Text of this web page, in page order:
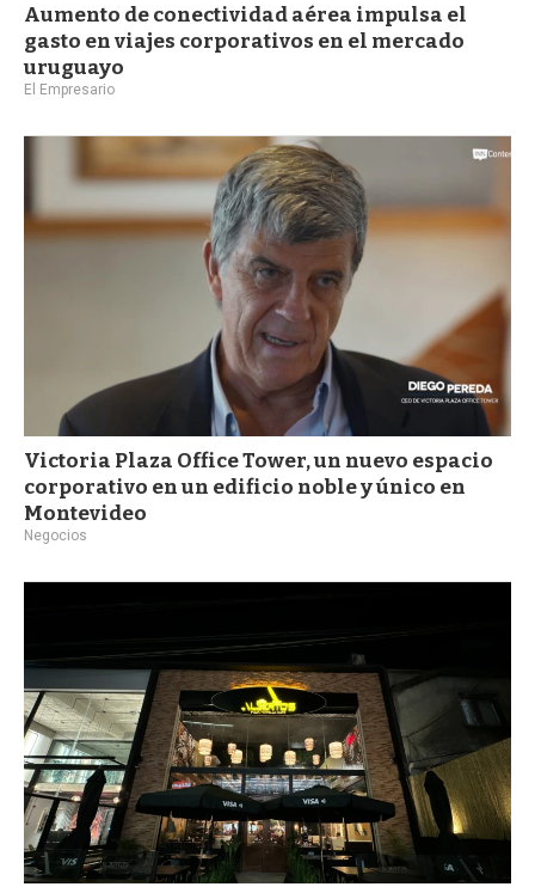
Aumento de conectividad aérea impulsa el
gasto en viajes corporativos en el mercado
uruguayo
El Empresario
Victoria Plaza Office Tower, un nuevo espacio
corporativo en un edificio noble y único en
Montevideo
Negocios